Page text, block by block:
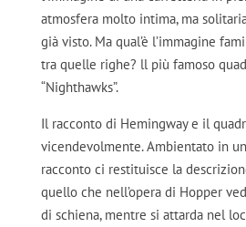
atmosfera molto intima, ma
già visto. Ma qual’è l’immagine
tra quelle righe? ll più famoso
“Nighthawks”.
Il racconto di Hemingway e il
vicendevolmente. Ambientato in
racconto ci restituisce la
quello che nell’opera di Hopper
di schiena, mentre si attarda nel